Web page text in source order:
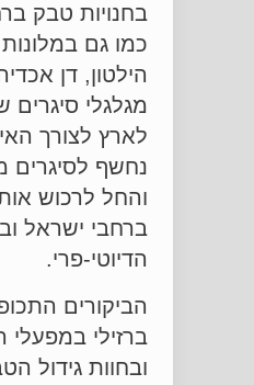
בחנויות טבק
כמו גם
הילטון, דן
מגלגלי סיגרים
לארץ לצורך
נחשף
והחל לרכוש
ברחבי ישראל
הדיוטי-פרי.
הביקורים
ברזילי במפעלי
ובחוות גידול